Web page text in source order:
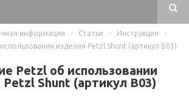
информация - Статьи - Инструкция
-
изделия Petzl Shunt (артикул В03)
Petzl об использовании
Shunt (артикул В03)